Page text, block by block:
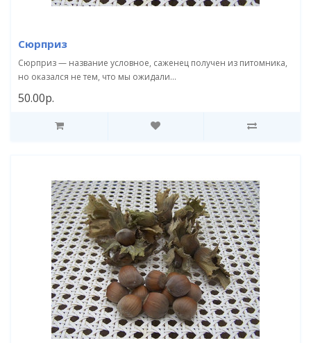
Сюрприз
Сюрприз — название условное, саженец получен из питомника,
но оказался не тем, что мы ожидали...
50.00р.